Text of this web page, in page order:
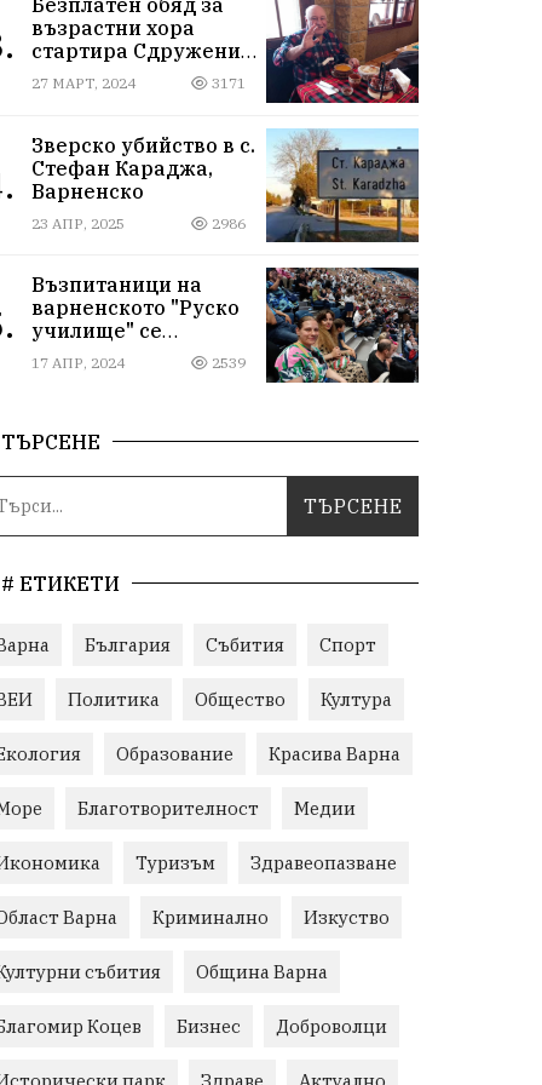
възрастни хора
стартира Сдружение
„Хора от народа“ във
Варна
27 МАРТ, 2024 3171
Зверско убийство в с.
Стефан Караджа,
Варненско
23 АПР, 2025 2986
Възпитаници на
варненското "Руско
училище" се
срещнаха на юбилея
си отвъд
17 АПР, 2024 2539
ТЪРСЕНЕ
# ЕТИКЕТИ
България Събития Спорт
Политика Общество Култура
Образование Красива Варна
Благотворителност Медии
Туризъм Здравеопазване
Варна Криминално Изкуство
събития Община Варна
Коцев Бизнес Доброволци
парк Здраве Актуално